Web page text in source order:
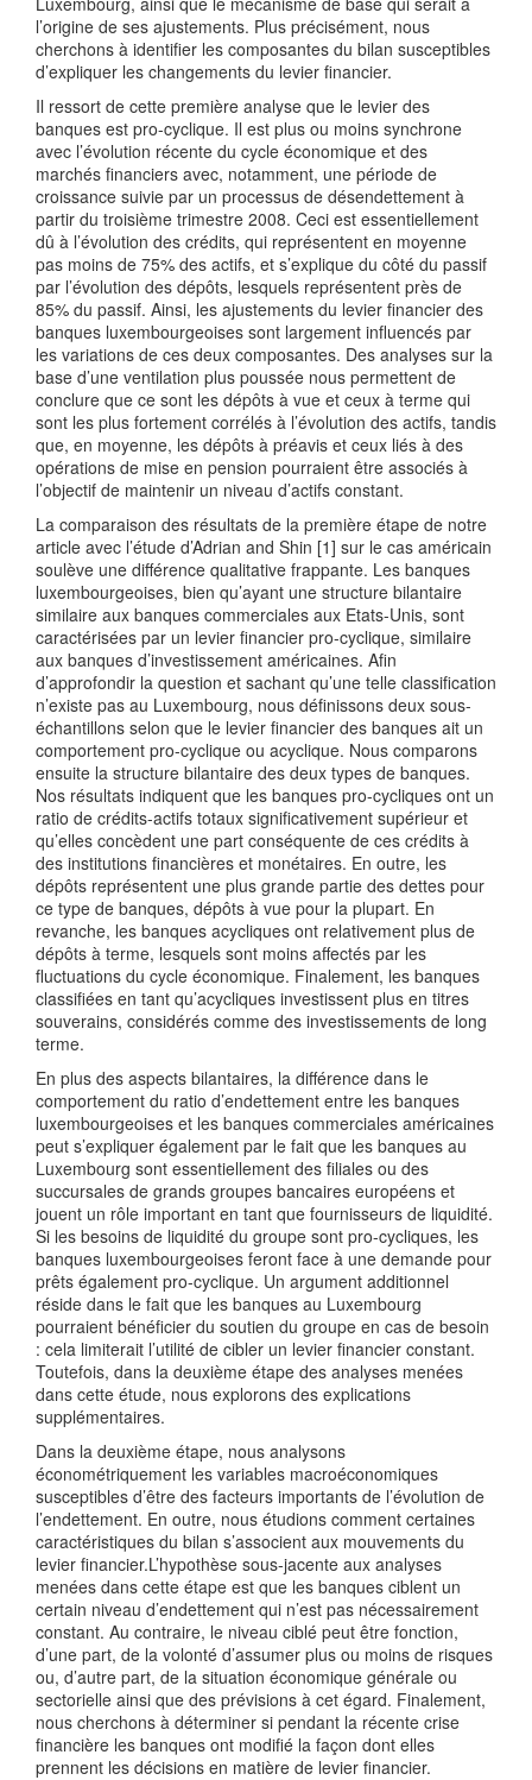
l’origine de ses ajustements. Plus précisément, nous
cherchons à identifier les composantes du bilan susceptibles
d’expliquer les changements du levier financier.
Il ressort de cette première analyse que le levier des
banques est pro-cyclique. Il est plus ou moins synchrone
avec l’évolution récente du cycle économique et des
marchés financiers avec, notamment, une période de
croissance suivie par un processus de désendettement à
partir du troisième trimestre 2008. Ceci est essentiellement
dû à l’évolution des crédits, qui représentent en moyenne
pas moins de 75% des actifs, et s’explique du côté du passif
par l’évolution des dépôts, lesquels représentent près de
85% du passif. Ainsi, les ajustements du levier financier des
banques luxembourgeoises sont largement influencés par
les variations de ces deux composantes. Des analyses sur la
base d’une ventilation plus poussée nous permettent de
conclure que ce sont les dépôts à vue et ceux à terme qui
sont les plus fortement corrélés à l’évolution des actifs, tandis
que, en moyenne, les dépôts à préavis et ceux liés à des
opérations de mise en pension pourraient être associés à
l’objectif de maintenir un niveau d’actifs constant.
La comparaison des résultats de la première étape de notre
article avec l’étude d’Adrian and Shin [1] sur le cas américain
soulève une différence qualitative frappante. Les banques
luxembourgeoises, bien qu’ayant une structure bilantaire
similaire aux banques commerciales aux Etats-Unis, sont
caractérisées par un levier financier pro-cyclique, similaire
aux banques d’investissement américaines. Afin
d’approfondir la question et sachant qu’une telle classification
n’existe pas au Luxembourg, nous définissons deux sous-
échantillons selon que le levier financier des banques ait un
comportement pro-cyclique ou acyclique. Nous comparons
ensuite la structure bilantaire des deux types de banques.
Nos résultats indiquent que les banques pro-cycliques ont un
ratio de crédits-actifs totaux significativement supérieur et
qu’elles concèdent une part conséquente de ces crédits à
des institutions financières et monétaires. En outre, les
dépôts représentent une plus grande partie des dettes pour
ce type de banques, dépôts à vue pour la plupart. En
revanche, les banques acycliques ont relativement plus de
dépôts à terme, lesquels sont moins affectés par les
fluctuations du cycle économique. Finalement, les banques
classifiées en tant qu’acycliques investissent plus en titres
souverains, considérés comme des investissements de long
terme.
En plus des aspects bilantaires, la différence dans le
comportement du ratio d’endettement entre les banques
luxembourgeoises et les banques commerciales américaines
peut s’expliquer également par le fait que les banques au
Luxembourg sont essentiellement des filiales ou des
succursales de grands groupes bancaires européens et
jouent un rôle important en tant que fournisseurs de liquidité.
Si les besoins de liquidité du groupe sont pro-cycliques, les
banques luxembourgeoises feront face à une demande pour
prêts également pro-cyclique. Un argument additionnel
réside dans le fait que les banques au Luxembourg
pourraient bénéficier du soutien du groupe en cas de besoin
: cela limiterait l’utilité de cibler un levier financier constant.
Toutefois, dans la deuxième étape des analyses menées
dans cette étude, nous explorons des explications
supplémentaires.
Dans la deuxième étape, nous analysons
économétriquement les variables macroéconomiques
susceptibles d’être des facteurs importants de l’évolution de
l’endettement. En outre, nous étudions comment certaines
caractéristiques du bilan s’associent aux mouvements du
levier financier.L’hypothèse sous-jacente aux analyses
menées dans cette étape est que les banques ciblent un
certain niveau d’endettement qui n’est pas nécessairement
constant. Au contraire, le niveau ciblé peut être fonction,
d’une part, de la volonté d’assumer plus ou moins de risques
ou, d’autre part, de la situation économique générale ou
sectorielle ainsi que des prévisions à cet égard. Finalement,
nous cherchons à déterminer si pendant la récente crise
financière les banques ont modifié la façon dont elles
prennent les décisions en matière de levier financier.